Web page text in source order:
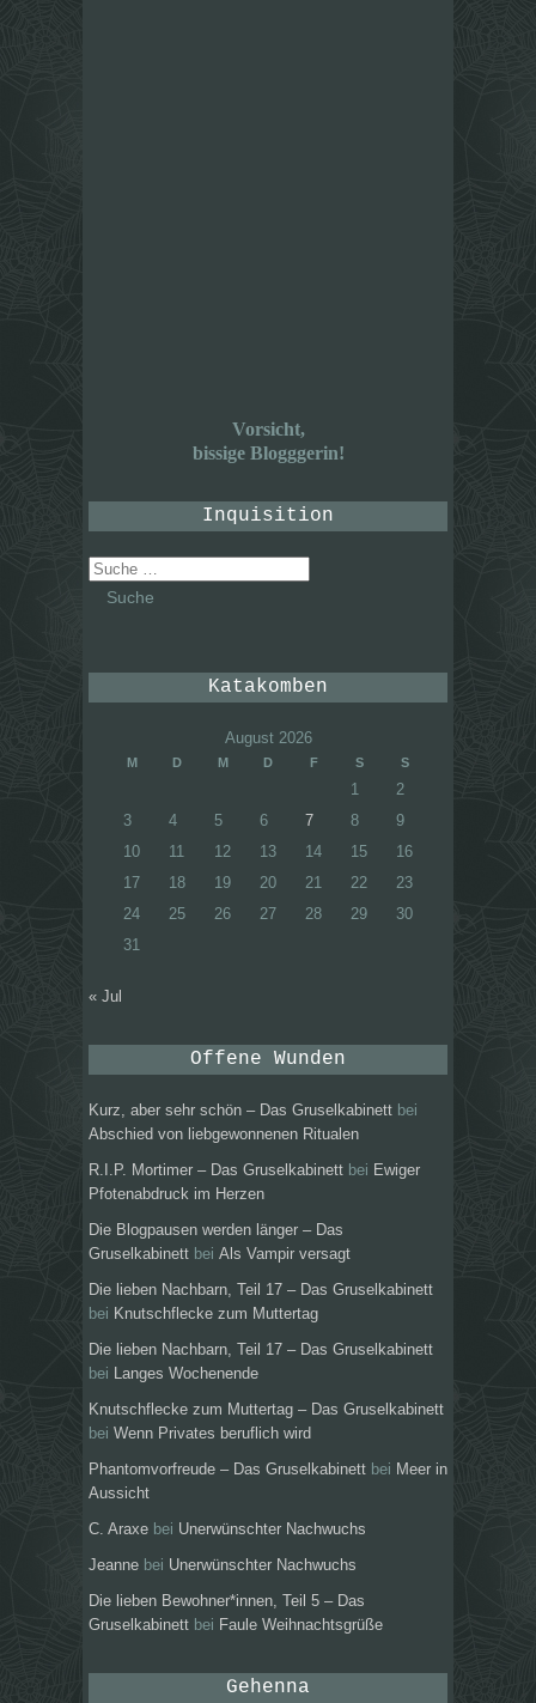
Vorsicht,
bissige Blogggerin!
Inquisition
Suche
nach:
Katakomben
August 2026
M D M D F S S
1
2
3
4 5 6 7 8
9
10
11 12 13 14 15
16
17
18 19 20 21 22
23
24
25 26 27 28 29
30
31
« Jul
Offene Wunden
Kurz, aber sehr schön – Das Gruselkabinett bei
Abschied von liebgewonnenen Ritualen
R.I.P. Mortimer – Das Gruselkabinett bei Ewiger
Pfotenabdruck im Herzen
Die Blogpausen werden länger – Das
Gruselkabinett bei Als Vampir versagt
Die lieben Nachbarn, Teil 17 – Das Gruselkabinett
bei Knutschflecke zum Muttertag
Die lieben Nachbarn, Teil 17 – Das Gruselkabinett
bei Langes Wochenende
Knutschflecke zum Muttertag – Das Gruselkabinett
bei Wenn Privates beruflich wird
Phantomvorfreude – Das Gruselkabinett bei Meer in
Aussicht
C. Araxe bei Unerwünschter Nachwuchs
Jeanne bei Unerwünschter Nachwuchs
Die lieben Bewohner*innen, Teil 5 – Das
Gruselkabinett bei Faule Weihnachtsgrüße
Gehenna